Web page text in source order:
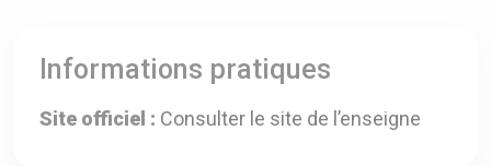
Informations pratiques
Site officiel : Consulter le site de l’enseigne